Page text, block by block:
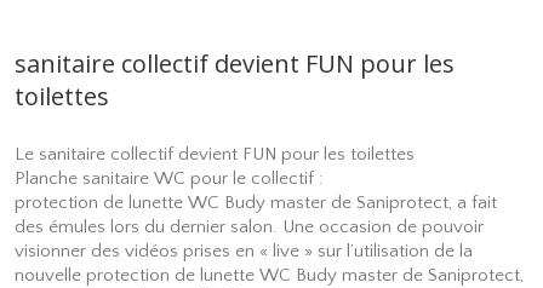
sanitaire collectif devient FUN pour les
toilettes
Le sanitaire collectif devient FUN pour les toilettes
Planche sanitaire WC pour le collectif :
protection de lunette WC Budy master de Saniprotect, a fait
des émules lors du dernier salon. Une occasion de pouvoir
visionner des vidéos prises en « live » sur l’utilisation de la
nouvelle protection de lunette WC Budy master de Saniprotect,